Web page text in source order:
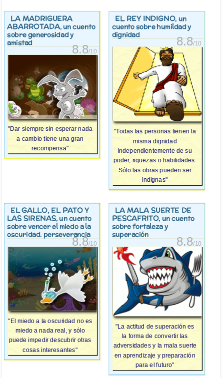
LA MADRIGUERA
ABARROTADA, un cuento
sobre generosidad y
amistad
8.8/10
"Dar siempre sin esperar nada
a cambio tiene una gran
recompensa"
EL REY INDIGNO, un
cuento sobre humildad y
dignidad
8.8/10
"Todas las personas tienen la
misma dignidad
independientemente de su
poder, riquezas o habilidades.
Sólo las obras pueden ser
indignas"
EL GALLO, EL PATO Y
LAS SIRENAS, un cuento
sobre vencer el miedo a la
oscuridad. perseverancia
8.8/10
"El miedo a la oscuridad no es
miedo a nada real, y sólo
puede impedir descubrir otras
cosas interesantes"
LA MALA SUERTE DE
PESCAFRITO, un cuento
sobre fortaleza y
superación
8.8/10
"La actitud de superación es
la forma de convertir las
adversidades y la mala suerte
en aprendizaje y preparación
para el futuro"